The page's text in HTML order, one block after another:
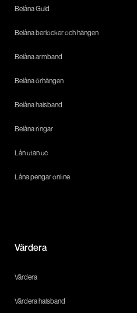
Belåna Guld
Belåna berlocker och hängen
Belåna armband
Belåna örhängen
Belåna halsband
Belåna ringar
Lån utan uc
Låna pengar online
Värdera
Värdera
Värdera halsband